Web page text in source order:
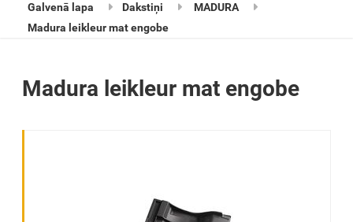
Galvenā lapa Dakstiņi
MADURA
Madura leikleur mat engobe
Madura leikleur mat engobe